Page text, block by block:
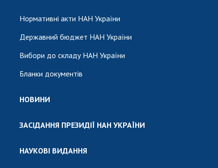
Нормативні акти НАН України
Державний бюджет НАН України
Вибори до складу НАН України
Бланки документів
НОВИНИ
ЗАСІДАННЯ ПРЕЗИДІЇ НАН УКРАЇНИ
НАУКОВІ ВИДАННЯ